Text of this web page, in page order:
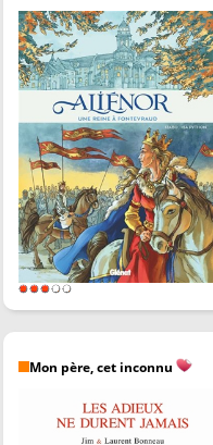
Mon père, cet inconnu